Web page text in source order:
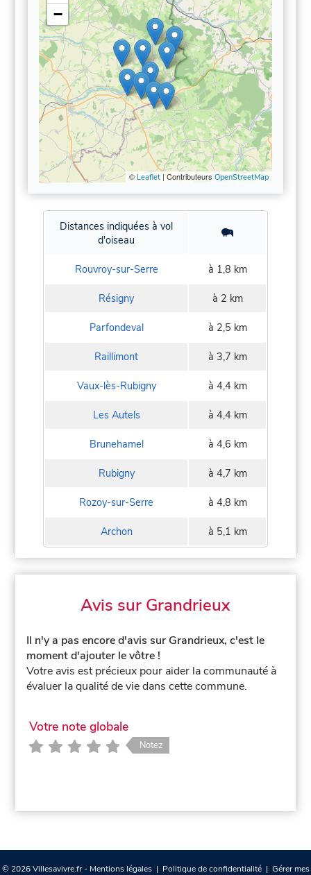
−
© Leaflet| Contributeurs OpenStreetMap
Distances indiquées à vol
d'oiseau
Rouvroy-sur-Serre à 1,8 km
Résigny à 2 km
Parfondeval à 2,5 km
Raillimont à 3,7 km
Vaux-lès-Rubigny à 4,4 km
Les Autels à 4,4 km
Brunehamel à 4,6 km
Rubigny à 4,7 km
Rozoy-sur-Serre à 4,8 km
Archon à 5,1 km
Avis sur Grandrieux
Il n'y a pas encore d'avis sur Grandrieux, c'est le
moment d'ajouter le vôtre !
Votre avis est précieux pour aider la communauté à
évaluer la qualité de vie dans cette commune.
Votre note globale
Notez
© 2026 Villesavivre.fr - Mentions légales| Politique de confidentialité| Gérer mes